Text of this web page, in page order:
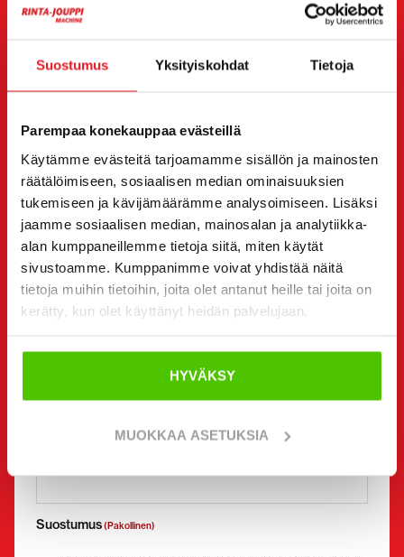
Suostumus Yksityiskohdat Tietoja
Parempaa konekauppaa evästeillä
Käytämme evästeitä tarjoamamme sisällön ja mainosten
räätälöimiseen, sosiaalisen median ominaisuuksien
tukemiseen ja kävijämäärämme analysoimiseen. Lisäksi
jaamme sosiaalisen median, mainosalan ja analytiikka-
alan kumppaneillemme tietoja siitä, miten käytät
sivustoamme. Kumppanimme voivat yhdistää näitä
tietoja muihin tietoihin, joita olet antanut heille tai joita on
kerätty, kun olet käyttänyt heidän palvelujaan.
HYVÄKSY
MUOKKAA ASETUKSIA
Haluan
Vuokrata
Yhteystiedot(Pakollinen)
Etunimi * Sukunimi *
Yrityksen nimi Y-tunnus
Puhelinnumero
Ilman välilyöntejä (esim. +358401234567)
(Pakollinen)
Suostumus(Pakollinen)